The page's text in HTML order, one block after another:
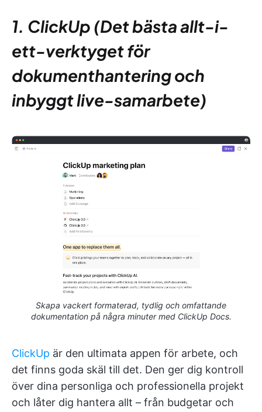
1. ClickUp (Det bästa allt-i-
ett-verktyget för
dokumenthantering och
inbyggt live-samarbete)
Skapa vackert formaterad, tydlig och omfattande
dokumentation på några minuter med ClickUp Docs.
ClickUp är den ultimata appen för arbete, och
det finns goda skäl till det. Den ger dig kontroll
över dina personliga och professionella projekt
och låter dig hantera allt – från budgetar och